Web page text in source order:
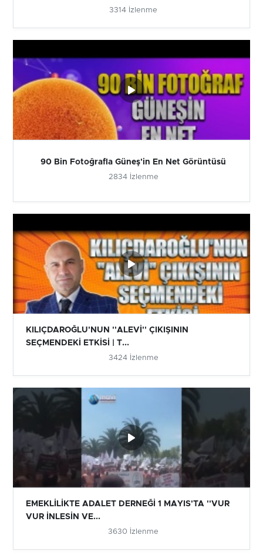
3314 İzlenme
90 Bin Fotoğrafla Güneş'in En Net Görüntüsü
2834 İzlenme
KILIÇDAROĞLU'NUN ''ALEVİ'' ÇIKIŞININ
SEÇMENDEKİ ETKİSİ | T...
3424 İzlenme
EMEKLİLİKTE ADALET DERNEĞİ 1 MAYIS'TA ''VUR
VUR İNLESİN VE...
3630 İzlenme